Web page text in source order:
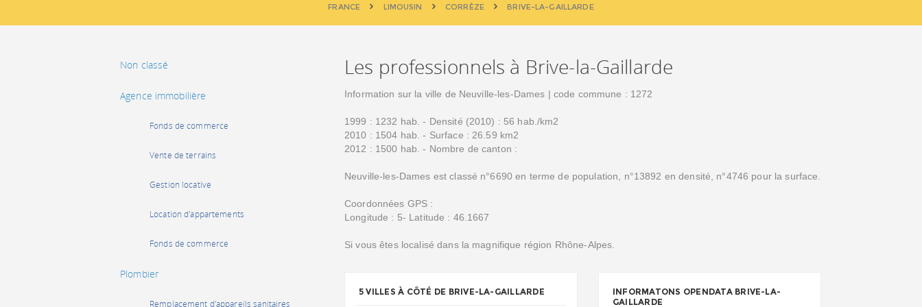
FRANCE LIMOUSIN CORRÈZE BRIVE-LA-GAILLARDE
Non classé
Agence immobilière
Fonds de commerce
Vente de terrains
Gestion locative
Location d'appartements
Fonds de commerce
Plombier
Remplacement d'appareils sanitaires
Les professionnels à Brive-la-Gaillarde
Information sur la ville de Neuville-les-Dames | code commune : 1272
1999 : 1232 hab. - Densité (2010) : 56 hab./km2
2010 : 1504 hab. - Surface : 26.59 km2
2012 : 1500 hab. - Nombre de canton :
Neuville-les-Dames est classé n°6690 en terme de population, n°13892 en densité, n°4746 pour la surface.
Coordonnées GPS :
Longitude : 5- Latitude : 46.1667
Si vous êtes localisé dans la magnifique région Rhône-Alpes.
5 VILLES À CÔTÉ DE BRIVE-LA-GAILLARDE
INFORMATONS OPENDATA BRIVE-LA-
GAILLARDE